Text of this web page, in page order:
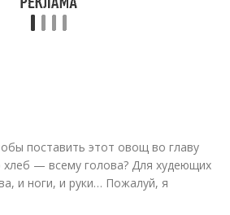
поставить этот овощ во главу
хлеб — всему голова? Для худеющих
и ноги, и руки… Пожалуй, я